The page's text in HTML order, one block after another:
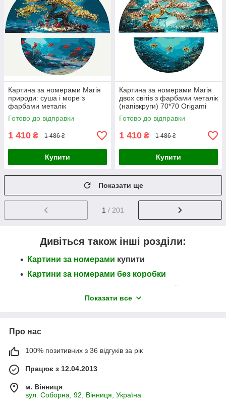
Картина за номерами Магія
природи: суша і море з
фарбами металік
(напівкруги) 70*70 Origami
(OSR1010)
Готово до відправки
1 410 ₴ 1 486 ₴
Купити
Картина за номерами Магія
двох світів з фарбами металік
(напівкруги) 70*70 Origami
(OSR1011)
Готово до відправки
1 410 ₴ 1 486 ₴
Купити
Показати ще
1 / 201
Дивіться також інші розділи:
Картини за номерами купити
Картини за номерами без коробки
Картини на полотні техникою Флюїд Арт
Алмазна мозаїка (Алмазна вишивка)
Харків, Київ, Івано-Франківськ, Чернівці, Мукачево,
Показати все
Про нас
100% позитивних з 36 відгуків за рік
Працює з 12.04.2013
м. Вінниця
вул. Соборна, 92, Вінниця, Україна